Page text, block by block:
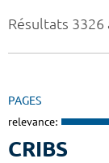
Résultats 3326
PAGES
relevance:
CRIBS